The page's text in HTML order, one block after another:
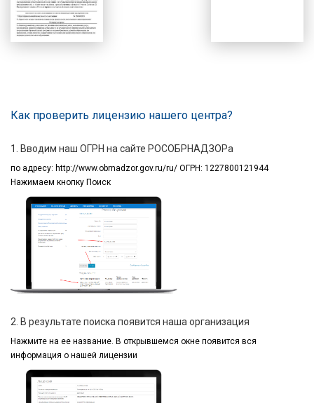
Как проверить лицензию нашего центра?
1. Вводим наш ОГРН на сайте РОСОБРНАДЗОРа
по адресу: http://www.obrnadzor.gov.ru/ru/ ОГРН: 1227800121944
Нажимаем кнопку Поиск
2. В результате поиска появится наша организация
Нажмите на ее название. В открывшемся окне появится вся
информация о нашей лицензии